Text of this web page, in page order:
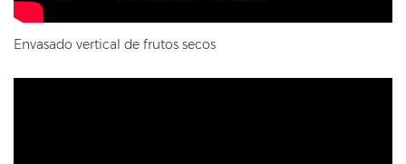
Envasado vertical de frutos secos